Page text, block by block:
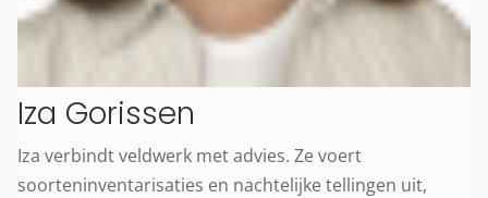
Iza Gorissen
Iza verbindt veldwerk met advies. Ze voert
soorteninventarisaties en nachtelijke tellingen uit,